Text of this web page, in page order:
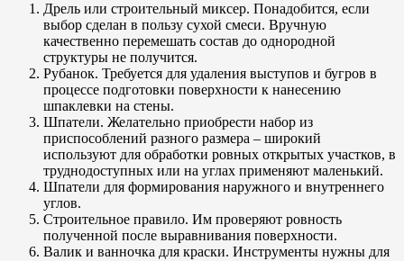
Дрель или строительный миксер. Понадобится, если
выбор сделан в пользу сухой смеси. Вручную
качественно перемешать состав до однородной
структуры не получится.
Рубанок. Требуется для удаления выступов и бугров в
процессе подготовки поверхности к нанесению
шпаклевки на стены.
Шпатели. Желательно приобрести набор из
приспособлений разного размера – широкий
используют для обработки ровных открытых участков, в
труднодоступных или на углах применяют маленький.
Шпатели для формирования наружного и внутреннего
углов.
Строительное правило. Им проверяют ровность
полученной после выравнивания поверхности.
Валик и ванночка для краски. Инструменты нужны для